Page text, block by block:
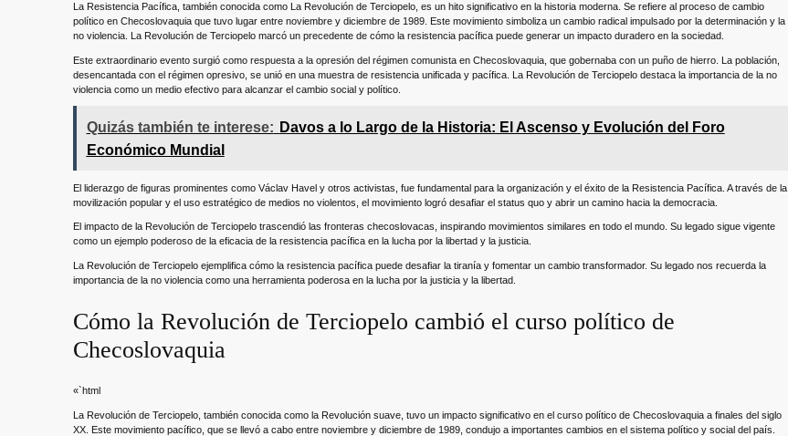
La Resistencia Pacífica, también conocida como La Revolución de Terciopelo, es un hito significativo en la historia moderna. Se refiere al proceso de cambio
político en Checoslovaquia que tuvo lugar entre noviembre y diciembre de 1989. Este movimiento simboliza un cambio radical impulsado por la determinación y la
no violencia. La Revolución de Terciopelo marcó un precedente de cómo la resistencia pacífica puede generar un impacto duradero en la sociedad.
Este extraordinario evento surgió como respuesta a la opresión del régimen comunista en Checoslovaquia, que gobernaba con un puño de hierro. La población,
desencantada con el régimen opresivo, se unió en una muestra de resistencia unificada y pacífica. La Revolución de Terciopelo destaca la importancia de la no
violencia como un medio efectivo para alcanzar el cambio social y político.
Quizás también te interese: Davos a lo Largo de la Historia: El Ascenso y Evolución del Foro
Económico Mundial
El liderazgo de figuras prominentes como Václav Havel y otros activistas, fue fundamental para la organización y el éxito de la Resistencia Pacífica. A través de la
movilización popular y el uso estratégico de medios no violentos, el movimiento logró desafiar el status quo y abrir un camino hacia la democracia.
El impacto de la Revolución de Terciopelo trascendió las fronteras checoslovacas, inspirando movimientos similares en todo el mundo. Su legado sigue vigente
como un ejemplo poderoso de la eficacia de la resistencia pacífica en la lucha por la libertad y la justicia.
La Revolución de Terciopelo ejemplifica cómo la resistencia pacífica puede desafiar la tiranía y fomentar un cambio transformador. Su legado nos recuerda la
importancia de la no violencia como una herramienta poderosa en la lucha por la justicia y la libertad.
Cómo la Revolución de Terciopelo cambió el curso político de
Checoslovaquia
«`html
La Revolución de Terciopelo, también conocida como la Revolución suave, tuvo un impacto significativo en el curso político de Checoslovaquia a finales del siglo
XX. Este movimiento pacífico, que se llevó a cabo entre noviembre y diciembre de 1989, condujo a importantes cambios en el sistema político y social del país.